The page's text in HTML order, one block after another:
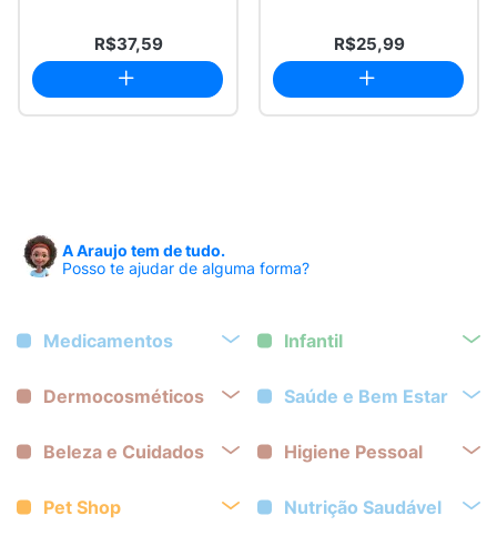
R$37,59 R$25,99
A Araujo tem de tudo.
Posso te ajudar de alguma forma?
Medicamentos Infantil
Dermocosméticos Saúde e Bem Estar
Beleza e Cuidados Higiene Pessoal
Pet Shop Nutrição Saudável